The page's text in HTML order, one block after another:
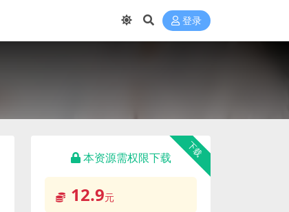
登录
下载
本资源需权限下载
12.9元